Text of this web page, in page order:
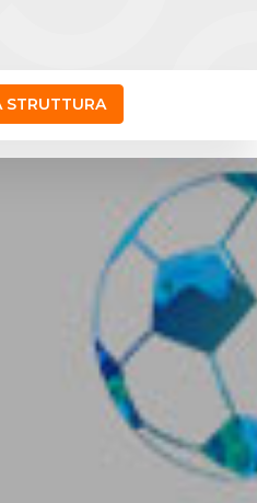
STRUTTURA